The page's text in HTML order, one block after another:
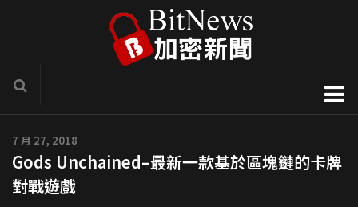
區塊鏈技術專欄
項目官方訊息
7 月 27, 2018
Gods Unchained–最新一款基於區塊鏈的卡牌
對戰遊戲